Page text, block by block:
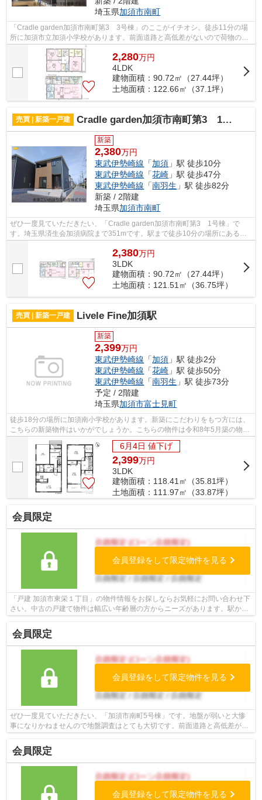
埼玉県加須市南町
「Cradle garden加須市南町第3 3号棟」のここがイチオシ。徒歩11分の場
所に加須市立加須小学校があります。前面道路と高低差がないので荷物の運
搬もしやすくて便利です。室内環境を左...
2,280万円
4LDK
建物面積：90.72㎡（27.44坪）
土地面積：122.66㎡（37.1坪）
売買 | 新築一戸建 Cradle garden加須市南町第3 1号棟
新築
2,380万円
東武伊勢崎線 「加須 」駅 徒歩10分
東武伊勢崎線 「花崎 」駅 徒歩47分
東武伊勢崎線 「南羽生 」駅 徒歩82分
新築 / 2階建
埼玉県加須市南町
ぜひ一度見ていただきたい、「Cradle garden加須市南町第3 1号棟」で
す。埼玉県済生会加須病院まで351mです。駅まで徒歩10分の場所にある物
2,380万円
3LDK
建物面積：90.72㎡（27.44坪）
土地面積：121.51㎡（36.75坪）
売買 | 新築一戸建 Livele Fine加須駅
新築
2,399万円
東武伊勢崎線 「加須 」駅 徒歩2分
東武伊勢崎線 「花崎 」駅 徒歩50分
東武伊勢崎線 「南羽生 」駅 徒歩73分
予定 / 2階建
埼玉県加須市富士見町
徒歩18分の場所に加須南小学校があります。新築にこだわりをもつ方には、
こちらの新築物件はいかがでしょうか。こちらの物件は令和8年5月築の物件
です。地盤が弱いと大惨事になりかね...
6月4日 値下げ
2,399万円
3LDK
建物面積：118.41㎡（35.81坪）
土地面積：111.97㎡（33.87坪）
会員限定
会員登録をして限定物件を見る
「戸建 加須市東栄１丁目」の物件情報をお探しならお気軽にお問い合わせ下
さい。中古の戸建て物件は幅広い年齢層の方からニーズがあります。駅から
徒歩13分に位置する物件です。人生に...
会員限定
会員登録をして限定物件を見る
ぜひ一度見ていただきたい、「加須市南町5号棟」です。地盤が弱いと大惨
事になりかねませんので地盤調査はとても大切です。前面道路と高低差がな
い形状で身体障がい者にも優しいです。...
会員限定
会員登録をして限定物件を見る